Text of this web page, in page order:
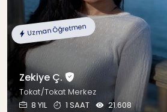
Uzman Öğretmen
Zekiye Ç.
Tokat/Tokat Merkez
8 YIL
1 SAAT 21.608